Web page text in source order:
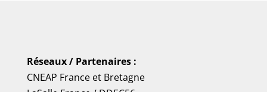
Réseaux / Partenaires :
CNEAP Franceet Bretagne